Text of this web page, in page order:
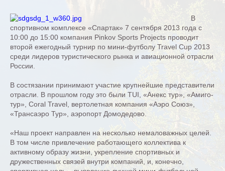
В
спортивном комплексе «Спартак» 7 сентября 2013 года с
10:00 до 15:00 компания Pinkov Sports Projects проводит
второй ежегодный турнир по мини-футболу Travel Cup 2013
среди лидеров туристического рынка и авиационной отрасли
России.
В состязании принимают участие крупнейшие представители
отрасли. В прошлом году это были TUI, «Анекс тур», «Амиго-
тур», Coral Travel, вертолетная компания «Аэро Союз»,
«Трансаэро Тур», аэропорт Домодедово.
«Наш проект направлен на несколько немаловажных целей.
В том числе привлечение работающего коллектива к
активному образу жизни, укрепление спортивных и
дружественных связей внутри компаний, и, конечно,